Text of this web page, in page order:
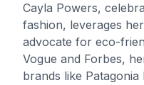
Cayla Powers,
fashion, leverages
advocate for eco-
Vogue and Forbes,
brands like